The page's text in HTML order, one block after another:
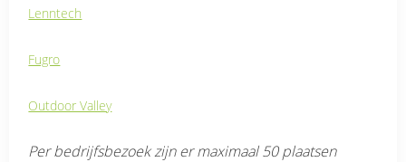
Lenntech
Fugro
Outdoor Valley
Per bedrijfsbezoek zijn er maximaal 50 plaatsen